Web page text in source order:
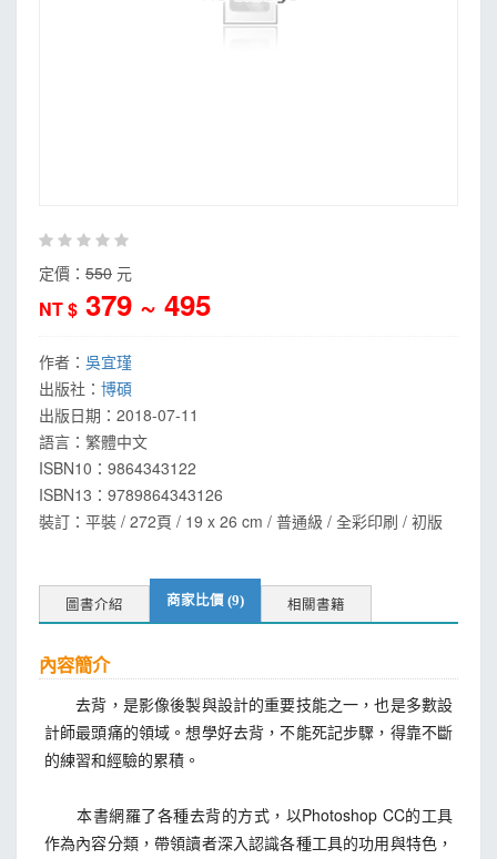
定價： 550 元
NT $ 379 ~ 495
作者： 吳宜瑾
出版社： 博碩
出版日期： 2018-07-11
語言： 繁體中文
ISBN10：9864343122
ISBN13： 9789864343126
裝訂：平裝 / 272頁 / 19 x 26 cm / 普通級 / 全彩印刷 / 初版
圖書介紹 商家比價 (9) 相關書籍
內容簡介
去背，是影像後製與設計的重要技能之一，也是多數設
計師最頭痛的領域。想學好去背，不能死記步驟，得靠不斷
的練習和經驗的累積。
本書網羅了各種去背的方式，以Photoshop CC的工具
作為內容分類，帶領讀者深入認識各種工具的功用與特色，